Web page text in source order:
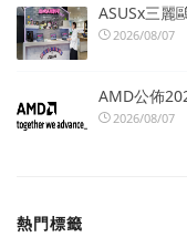
ASUSx三麗
2026/08/07
AMD公佈
2026/08/07
熱門標籤